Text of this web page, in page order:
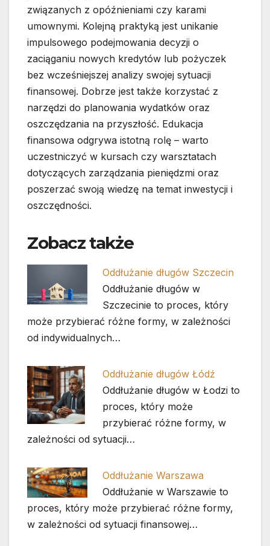
związanych z opóźnieniami czy karami
umownymi. Kolejną praktyką jest unikanie
impulsowego podejmowania decyzji o
zaciąganiu nowych kredytów lub pożyczek
bez wcześniejszej analizy swojej sytuacji
finansowej. Dobrze jest także korzystać z
narzędzi do planowania wydatków oraz
oszczędzania na przyszłość. Edukacja
finansowa odgrywa istotną rolę – warto
uczestniczyć w kursach czy warsztatach
dotyczących zarządzania pieniędzmi oraz
poszerzać swoją wiedzę na temat inwestycji i
oszczędności.
Zobacz także
Oddłużanie długów Szczecin
Oddłużanie długów w
Szczecinie to proces, który
może przybierać różne formy, w zależności
od indywidualnych…
Oddłużanie długów Łódź
Oddłużanie długów w Łodzi to
proces, który może
przybierać różne formy, w
zależności od sytuacji…
Oddłużanie Warszawa
Oddłużanie w Warszawie to
proces, który może przybierać różne formy,
w zależności od sytuacji finansowej…